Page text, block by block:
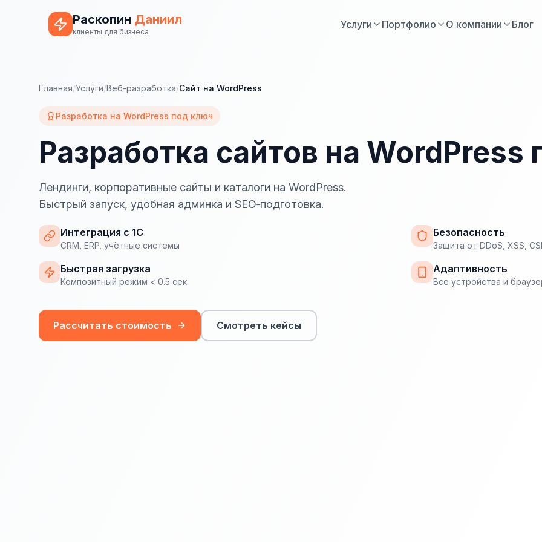
Раскопин Даниил
клиенты для бизнеса
Услуги Портфолио О компании Блог
Главная/Услуги/Веб-разработка/Сайт на WordPress
Разработка на WordPress под ключ
Разработка сайтов на WordPress
Лендинги, корпоративные сайты и каталоги на WordPress.
Быстрый запуск, удобная админка и SEO‑подготовка.
Интеграция с 1С
CRM, ERP, учётные системы
Безопасность
Защита от DDoS, XSS,
Быстрая загрузка
Композитный режим < 0.5 сек
Адаптивность
Все устройства и
Рассчитать стоимость Смотреть кейсы